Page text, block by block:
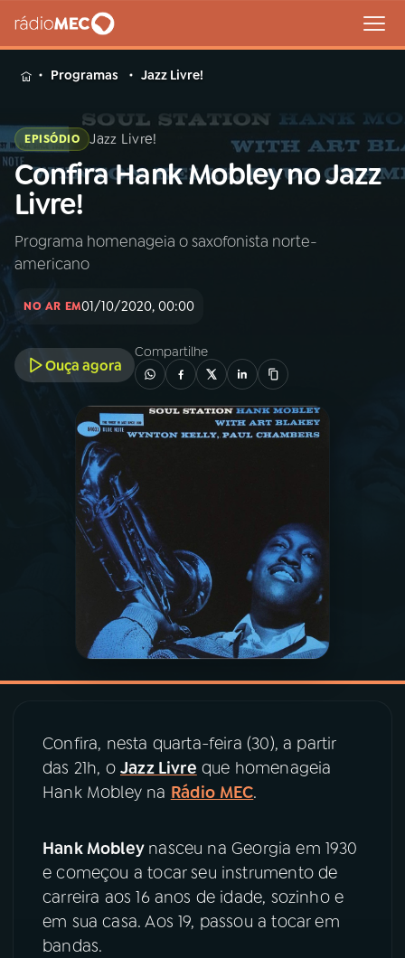
MENU
Buscar
na
Rádio
MEC
PROGRAMAÇÃO
PROGRAMAS
PODCASTS
VIDEOCASTS
07ÚLTIMAS
08PRÊMIO RÁDIO MEC
YouTube Facebook
Instagram X
TikTok
Programas Jazz Livre!
EPISÓDIO Jazz Livre!
Confira Hank Mobley no Jazz
Livre!
Programa homenageia o saxofonista norte-
americano
NO AR EM01/10/2020, 00:00
Ouça agora
Compartilhe
Confira, nesta quarta-feira (30), a partir
das 21h, o Jazz Livre que homenageia
Hank Mobley na Rádio MEC.
Hank Mobley nasceu na Georgia em 1930
e começou a tocar seu instrumento de
carreira aos 16 anos de idade, sozinho e
em sua casa. Aos 19, passou a tocar em
bandas.